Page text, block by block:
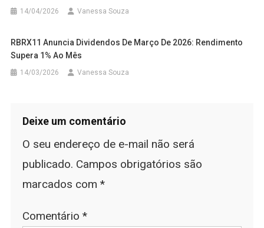
14/04/2026 Vanessa Souza
RBRX11 Anuncia Dividendos De Março De 2026: Rendimento
Supera 1% Ao Mês
14/03/2026 Vanessa Souza
Deixe um comentário
O seu endereço de e-mail não será
publicado. Campos obrigatórios são
marcados com *
Comentário *